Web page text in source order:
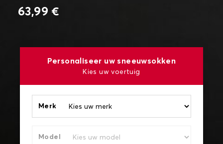
63,99 €
Personaliseer uw sneeuwsokken
Kies uw voertuig
Merk
Model